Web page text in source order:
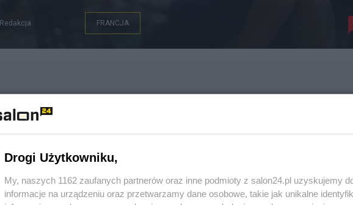
Redakcja FRANCJA
Drogi Użytkowniku,
My, naszych 1162 zaufanych partnerów oraz inne podmioty z salon24.pl uzyskujemy
informacje na urządzeniu oraz przetwarzamy dane osobowe, takie jak unikalne